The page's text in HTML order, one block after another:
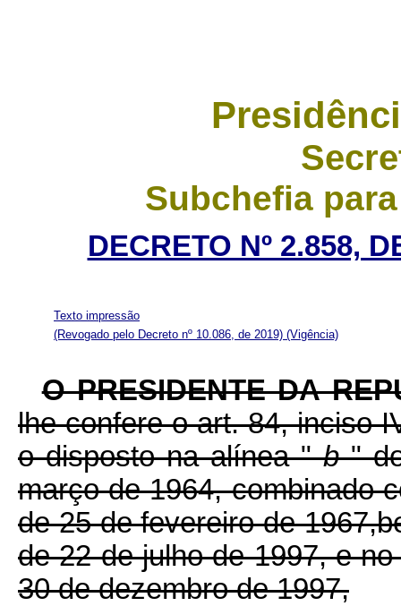
Subchefia
DECRETO Nº 2.858,
Texto impressão
(Revogado pelo Decreto nº 10.086, de 2019) (Vigência)
O PRESIDENTE DA
lhe confere o art. 84, inciso
o disposto na alínea "b"
março de 1964, combinado
de 25 de fevereiro de
de 22 de julho de 1997, e
30 de dezembro de 1997,